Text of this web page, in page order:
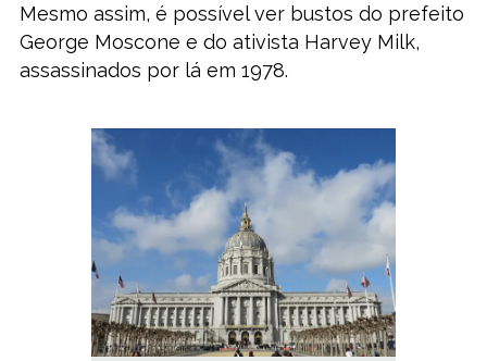
Mesmo assim, é possível ver bustos do prefeito
George Moscone e do ativista Harvey Milk,
assassinados por lá em 1978.